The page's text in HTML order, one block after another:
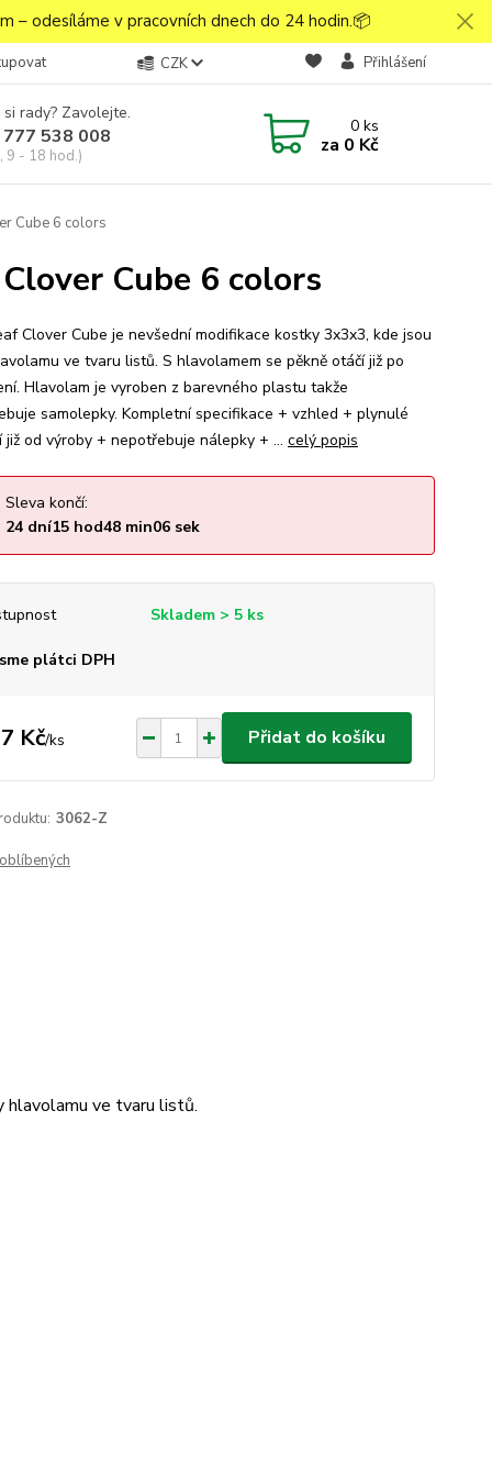
– odesíláme v pracovních dnech do 24 hodin.📦
CZK Přihlášení
rady? Zavolejte.
538 008
9 - 18 hod.)
0ks
za 0 Kč
Cube 6 colors
Cube 6 colors
Clover Cube je nevšední modifikace kostky 3x3x3, kde jsou
ve tvaru listů. S hlavolamem se pěkně otáčí již po
Hlavolam je vyroben z barevného plastu takže
samolepky. Kompletní specifikace + vzhled + plynulé
již od výroby + nepotřebuje nálepky + ... celý popis
Sleva končí:
24 dní15hod48min05sek
Skladem > 5 ks
plátci DPH
Kč/ks Přidat do košíku
3062-Z
hlavolamu ve tvaru listů.